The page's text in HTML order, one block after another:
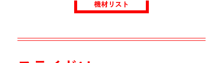
機材リスト